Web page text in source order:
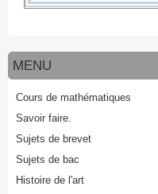
MENU
Cours de mathématiques
Savoir faire.
Sujets de brevet
Sujets de bac
Histoire de l'art